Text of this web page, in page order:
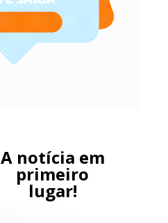
A notícia em
primeiro
lugar!